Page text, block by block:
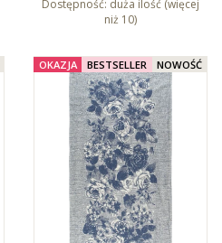
Dostępność: duża ilość (więcej
niż 10)
OKAZJA BESTSELLER NOWOŚĆ